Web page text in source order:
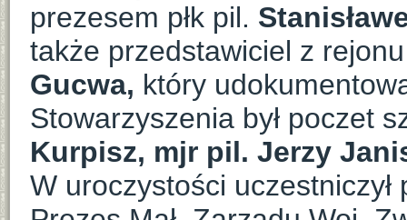
prezesem płk pil.
także przedstawiciel z
Gucwa, który
Stowarzyszenia był poczet
Kurpisz, mjr pil. Jerzy
W uroczystości uczestniczył